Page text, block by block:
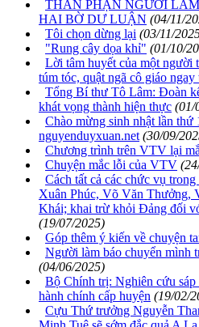
THÂN PHẬN NGƯỜI
HAI BỜ DƯ LUẬN (04/11/
Tôi chọn dừng lại (03/11/
"Rung cây dọa khỉ" (01/10/
Lời tâm huyết của một người
túm tóc, quật ngã cô giáo
Tổng Bí thư Tô Lâm: Đoàn
khát vọng thành hiện thực (01/
Chào mừng sinh nhật lần thứ
nguyenduyxuan.net (30/09/
Chương trình trên VTV lại
Chuyện mắc lỗi của VTV
Cách tất cả các chức vụ
Xuân Phúc, Võ Văn
Khái; khai trừ khỏi Đảng đối
(19/07/2025)
Góp thêm ý kiến về chuyện
Người làm báo chuyển mình
(04/06/2025)
Bộ Chính trị: Nghiên cứu
hành chính cấp huyện (19/02/
Cựu Thứ trưởng Nguyễn